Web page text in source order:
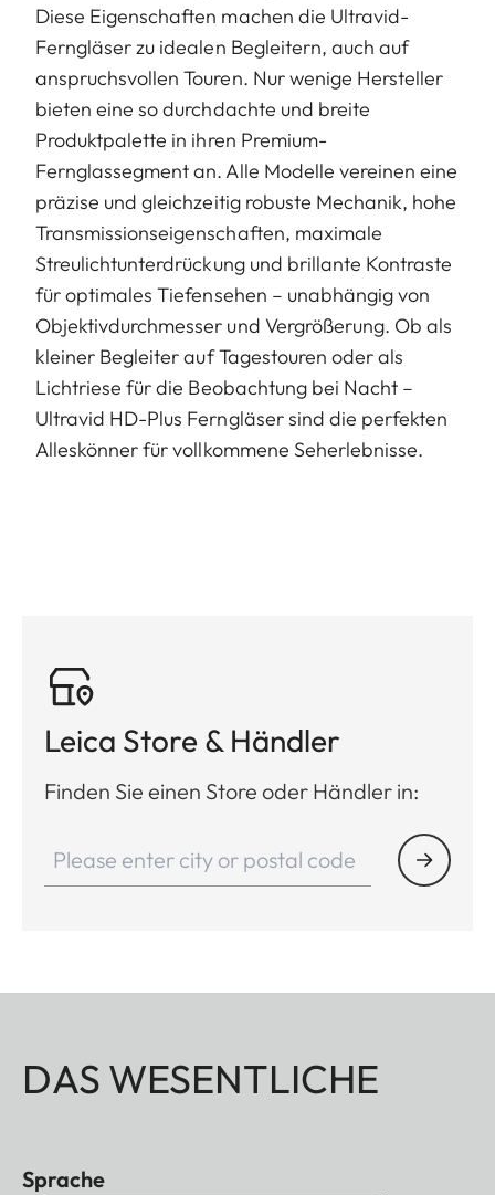
Diese Eigenschaften machen die Ultravid-
Ferngläser zu idealen Begleitern, auch auf
anspruchsvollen Touren. Nur wenige Hersteller
bieten eine so durchdachte und breite
Produktpalette in ihren Premium-
Fernglassegment an. Alle Modelle vereinen eine
präzise und gleichzeitig robuste Mechanik, hohe
Transmissionseigenschaften, maximale
Streulichtunterdrückung und brillante Kontraste
für optimales Tiefensehen – unabhängig von
Objektivdurchmesser und Vergrößerung. Ob als
kleiner Begleiter auf Tagestouren oder als
Lichtriese für die Beobachtung bei Nacht –
Ultravid HD-Plus Ferngläser sind die perfekten
Alleskönner für vollkommene Seherlebnisse.
Leica Store & Händler
Finden Sie einen Store oder Händler in:
DAS WESENTLICHE
Sprache